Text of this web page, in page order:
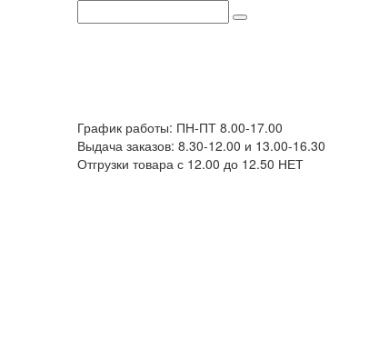
График работы: ПН-ПТ 8.00-17.00
Выдача заказов: 8.30-12.00 и 13.00-16.30
Отгрузки товара с 12.00 до 12.50 НЕТ